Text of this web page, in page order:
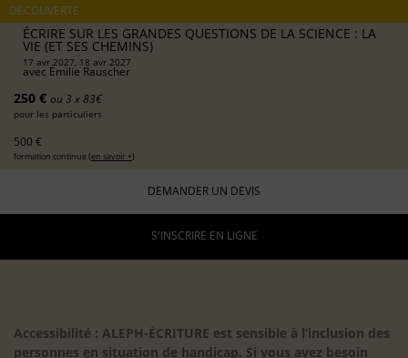
DÉCOUVERTE
ÉCRIRE SUR LES GRANDES QUESTIONS DE LA SCIENCE : LA
VIE (ET SES CHEMINS)
17 avr 2027, 18 avr 2027
avec Émilie Rauscher
250 € ou 3 x 83€
pour les particuliers
500 €
formation continue (en savoir +)
DEMANDER UN DEVIS
S'INSCRIRE EN LIGNE
Accessibilité : ALEPH-ÉCRITURE est sensible à l’inclusion des
personnes en situation de handicap. Si vous avez besoin